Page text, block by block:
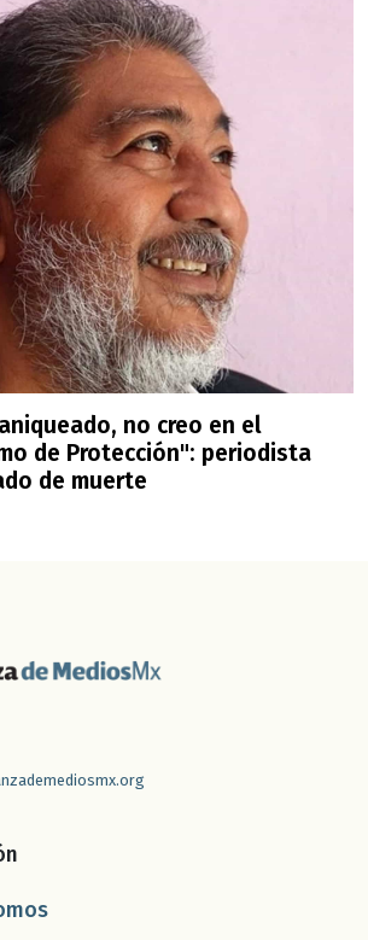
no creo en el
de Protección": periodista
de muerte